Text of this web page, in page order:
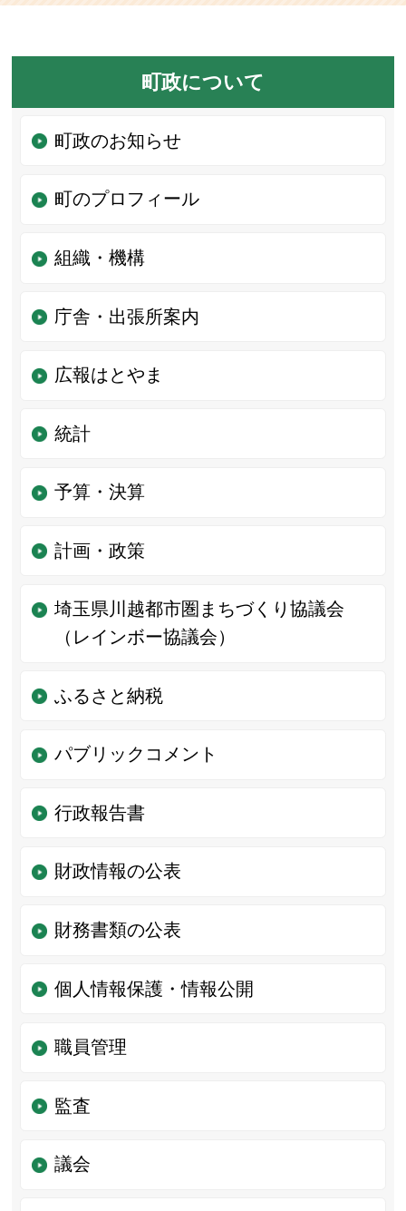
町政について
町政のお知らせ
町のプロフィール
組織・機構
庁舎・出張所案内
広報はとやま
統計
予算・決算
計画・政策
埼玉県川越都市圏まちづくり協議会
（レインボー協議会）
ふるさと納税
パブリックコメント
行政報告書
財政情報の公表
財務書類の公表
個人情報保護・情報公開
職員管理
監査
議会